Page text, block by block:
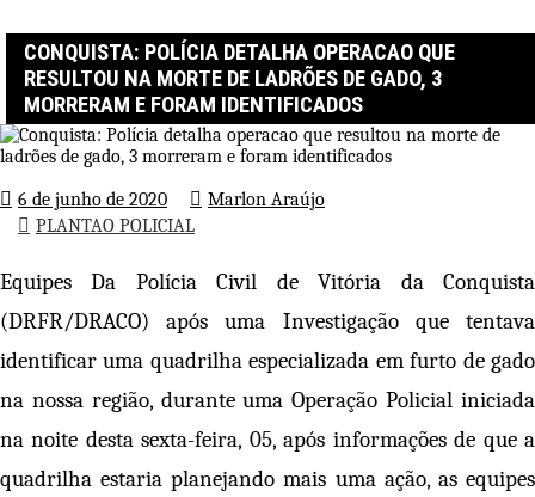
CONQUISTA: POLÍCIA DETALHA OPERACAO QUE
RESULTOU NA MORTE DE LADRÕES DE GADO, 3
MORRERAM E FORAM IDENTIFICADOS
6 de junho de 2020
Marlon Araújo
PLANTAO POLICIAL
Equipes Da Polícia Civil de Vitória da Conquista
(DRFR/DRACO) após uma Investigação que tentava
identificar uma quadrilha especializada em furto de gado
na nossa região, durante uma Operação Policial iniciada
na noite desta sexta-feira, 05, após informações de que a
quadrilha estaria planejando mais uma ação, as equipes